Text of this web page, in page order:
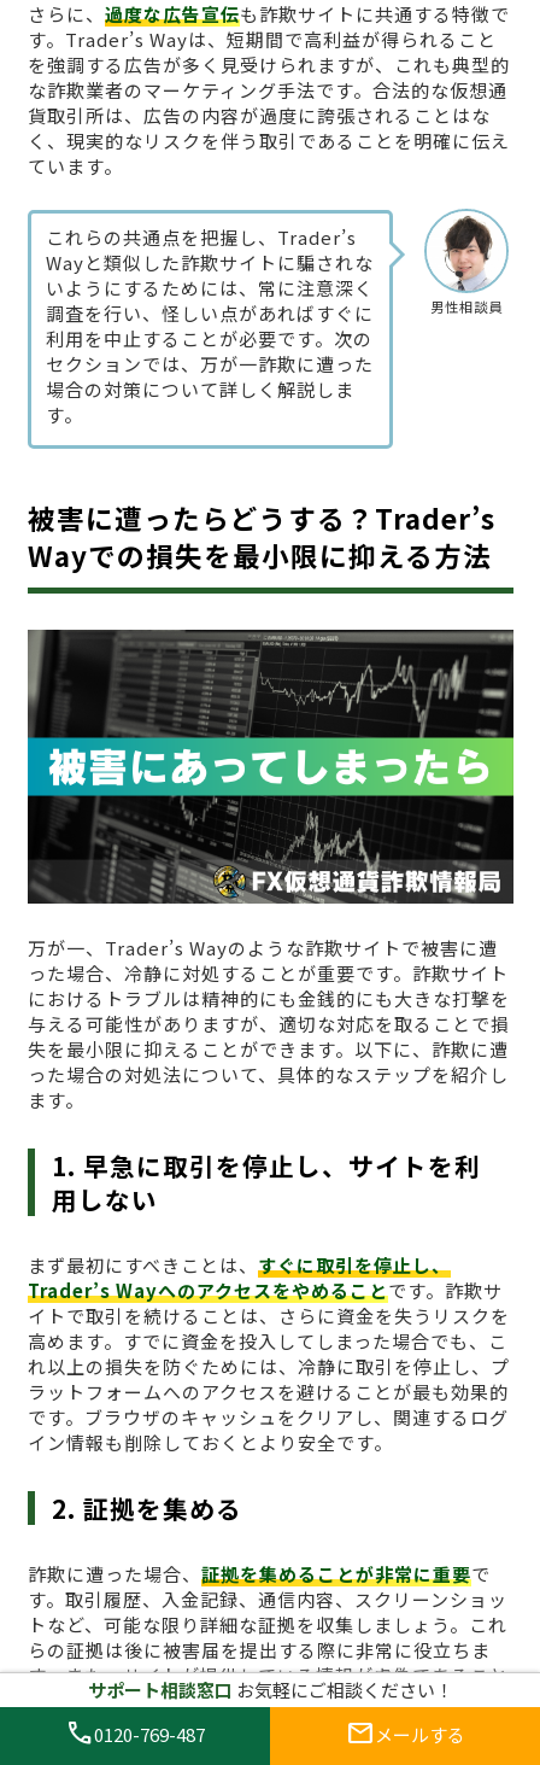
さらに、 過度な広告宣伝も詐欺サイトに共通する特徴で
す。Trader’s Wayは、短期間で高利益が得られること
を強調する広告が多く見受けられますが、これも典型的
な詐欺業者のマーケティング手法です。合法的な仮想通
貨取引所は、広告の内容が過度に誇張されることはな
く、現実的なリスクを伴う取引であることを明確に伝え
ています。
男性相談員
これらの共通点を把握し、Trader’s
Wayと類似した詐欺サイトに騙されな
いようにするためには、常に注意深く
調査を行い、怪しい点があればすぐに
利用を中止することが必要です。次の
セクションでは、万が一詐欺に遭った
場合の対策について詳しく解説しま
す。
被害に遭ったらどうする？Trader’s
Wayでの損失を最小限に抑える方法
万が一、Trader’s Wayのような詐欺サイトで被害に遭
った場合、冷静に対処することが重要です。詐欺サイト
におけるトラブルは精神的にも金銭的にも大きな打撃を
与える可能性がありますが、適切な対応を取ることで損
失を最小限に抑えることができます。以下に、詐欺に遭
った場合の対処法について、具体的なステップを紹介し
ます。
1. 早急に取引を停止し、サイトを利
用しない
まず最初にすべきことは、 すぐに取引を停止し、
Trader’s Wayへのアクセスをやめることです。詐欺サ
イトで取引を続けることは、さらに資金を失うリスクを
高めます。すでに資金を投入してしまった場合でも、こ
れ以上の損失を防ぐためには、冷静に取引を停止し、プ
ラットフォームへのアクセスを避けることが最も効果的
です。ブラウザのキャッシュをクリアし、関連するログ
イン情報も削除しておくとより安全です。
2. 証拠を集める
詐欺に遭った場合、 証拠を集めることが非常に重要で
す。取引履歴、入金記録、通信内容、スクリーンショッ
トなど、可能な限り詳細な証拠を収集しましょう。これ
らの証拠は後に被害届を提出する際に非常に役立ちま
す。また、サイトが提供している情報が虚偽であること
を証明するためにも、取引履歴や取引画面のキャプチャ
は必須です。特に、引き出しができないことや、サイト
からの不正な要求があった場合、その証拠は重要な役割
サポート相談窓口 お気軽にご相談ください！
call0120-769-487 mail メールする